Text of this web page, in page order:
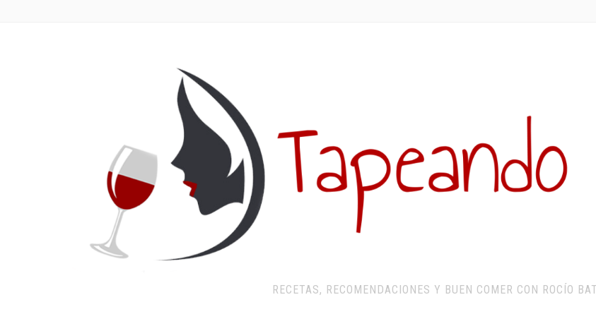
RECETAS, RECOMENDACIONES Y BUEN COMER CON ROCÍO